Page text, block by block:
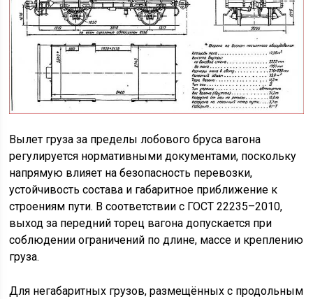
Вылет груза за пределы лобового бруса вагона
регулируется нормативными документами, поскольку
напрямую влияет на безопасность перевозки,
устойчивость состава и габаритное приближение к
строениям пути. В соответствии с ГОСТ 22235–2010,
выход за передний торец вагона допускается при
соблюдении ограничений по длине, массе и креплению
груза.
Для негабаритных грузов, размещённых с продольным